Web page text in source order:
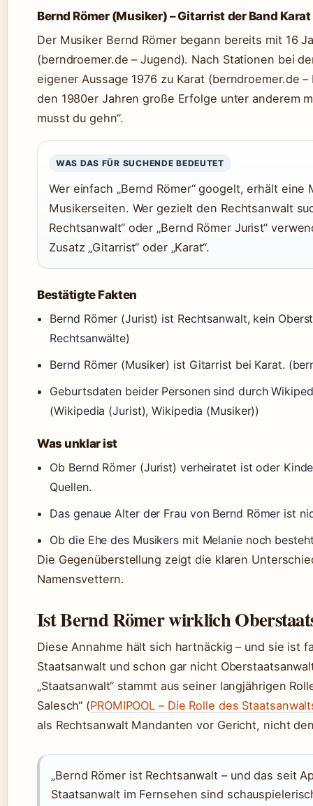
Bernd Römer (Musiker) – Gitarrist der Band Karat
Der Musiker Bernd Römer begann bereits mit 16
(berndroemer.de – Jugend). Nach Stationen bei
eigener Aussage 1976 zu Karat (berndroemer.de
den 1980er Jahren große Erfolge unter anderem
musst du gehn“.
WAS DAS FÜR SUCHENDE BEDEUTET
Wer einfach „Bernd Römer“ googelt, erhält
Musikerseiten. Wer gezielt den Rechtsanwalt
Rechtsanwalt“ oder „Bernd Römer Jurist“
Zusatz „Gitarrist“ oder „Karat“.
Bestätigte Fakten
Bernd Römer (Jurist) ist Rechtsanwalt, kein
Rechtsanwälte)
Bernd Römer (Musiker) ist Gitarrist bei Karat.
Geburtsdaten beider Personen sind durch
(Wikipedia (Jurist), Wikipedia (Musiker))
Was unklar ist
Ob Bernd Römer (Jurist) verheiratet ist oder
Quellen.
Das genaue Alter der Frau von Bernd Römer ist
Ob die Ehe des Musikers mit Melanie noch
Die Gegenüberstellung zeigt die klaren
Namensvettern.
Ist Bernd Römer wirklich
Diese Annahme hält sich hartnäckig – und sie ist
Staatsanwalt und schon gar nicht
„Staatsanwalt“ stammt aus seiner langjährigen
Salesch“ (PROMIPOOL – Die Rolle des
als Rechtsanwalt Mandanten vor Gericht, nicht
„Bernd Römer ist Rechtsanwalt – und das seit
Staatsanwalt im Fernsehen sind